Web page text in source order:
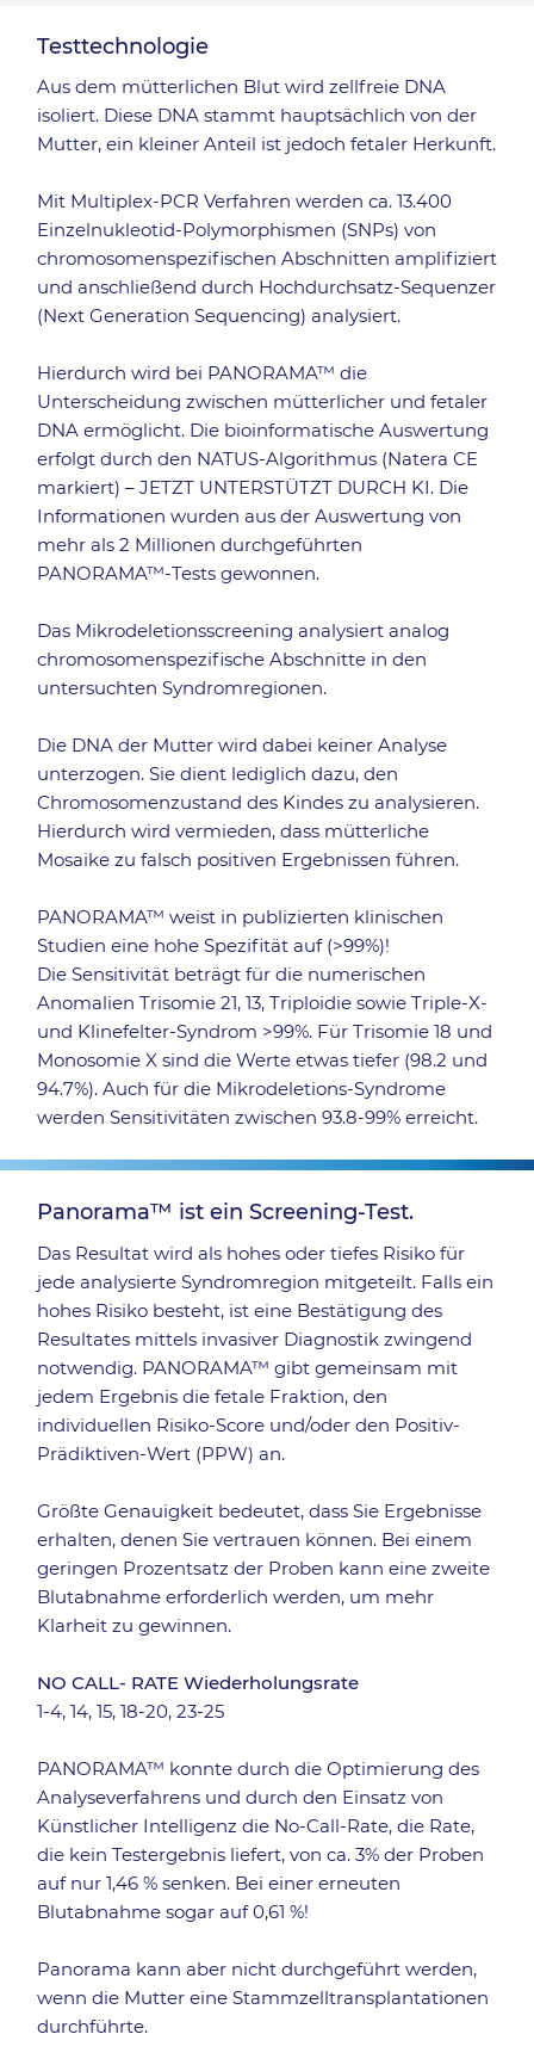
Testtechnologie
Aus dem mütterlichen Blut wird zellfreie DNA
isoliert. Diese DNA stammt hauptsächlich von der
Mutter, ein kleiner Anteil ist jedoch fetaler Herkunft.
Mit Multiplex-PCR Verfahren werden ca. 13.400
Einzelnukleotid-Polymorphismen (SNPs) von
chromosomenspezifischen Abschnitten amplifiziert
und anschließend durch Hochdurchsatz-Sequenzer
(Next Generation Sequencing) analysiert.
Hierdurch wird bei PANORAMA™ die
Unterscheidung zwischen mütterlicher und fetaler
DNA ermöglicht. Die bioinformatische Auswertung
erfolgt durch den NATUS-Algorithmus (Natera CE
markiert) – JETZT UNTERSTÜTZT DURCH KI. Die
Informationen wurden aus der Auswertung von
mehr als 2 Millionen durchgeführten
PANORAMA™-Tests gewonnen.
Das Mikrodeletionsscreening analysiert analog
chromosomenspezifische Abschnitte in den
untersuchten Syndromregionen.
Die DNA der Mutter wird dabei keiner Analyse
unterzogen. Sie dient lediglich dazu, den
Chromosomenzustand des Kindes zu analysieren.
Hierdurch wird vermieden, dass mütterliche
Mosaike zu falsch positiven Ergebnissen führen.
PANORAMA™ weist in publizierten klinischen
Studien eine hohe Spezifität auf (>99%)!
Die Sensitivität beträgt für die numerischen
Anomalien Trisomie 21, 13, Triploidie sowie Triple-X-
und Klinefelter-Syndrom >99%. Für Trisomie 18 und
Monosomie X sind die Werte etwas tiefer (98.2 und
94.7%). Auch für die Mikrodeletions-Syndrome
werden Sensitivitäten zwischen 93.8-99% erreicht.
Panorama™ ist ein Screening-Test.
Das Resultat wird als hohes oder tiefes Risiko für
jede analysierte Syndromregion mitgeteilt. Falls ein
hohes Risiko besteht, ist eine Bestätigung des
Resultates mittels invasiver Diagnostik zwingend
notwendig. PANORAMA™ gibt gemeinsam mit
jedem Ergebnis die fetale Fraktion, den
individuellen Risiko-Score und/oder den Positiv-
Prädiktiven-Wert (PPW) an.
Größte Genauigkeit bedeutet, dass Sie Ergebnisse
erhalten, denen Sie vertrauen können. Bei einem
geringen Prozentsatz der Proben kann eine zweite
Blutabnahme erforderlich werden, um mehr
Klarheit zu gewinnen.
NO CALL- RATE Wiederholungsrate
1-4, 14, 15, 18-20, 23-25
PANORAMA™ konnte durch die Optimierung des
Analyseverfahrens und durch den Einsatz von
Künstlicher Intelligenz die No-Call-Rate, die Rate,
die kein Testergebnis liefert, von ca. 3% der Proben
auf nur 1,46 % senken. Bei einer erneuten
Blutabnahme sogar auf 0,61 %!
Panorama kann aber nicht durchgeführt werden,
wenn die Mutter eine Stammzelltransplantationen
durchführte.